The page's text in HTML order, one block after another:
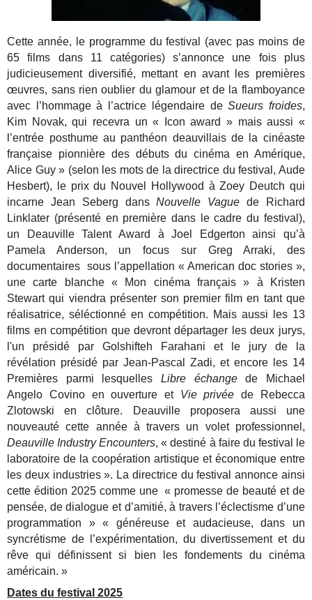
Cette année, le programme du festival (avec pas moins de
65 films dans 11 catégories) s’annonce une fois plus
judicieusement diversifié, mettant en avant les premières
œuvres, sans rien oublier du glamour et de la flamboyance
avec l’hommage à l’actrice légendaire deSueurs froides,
Kim Novak, qui recevra un « Icon award » mais aussi «
l’entrée posthume au panthéon deauvillais de la cinéaste
française pionnière des débuts du cinéma en Amérique,
Alice Guy » (selon les mots de la directrice du festival, Aude
Hesbert), le prix du Nouvel Hollywood à Zoey Deutch qui
incarne Jean Seberg dansNouvelle Vague de Richard
Linklater (présenté en première dans le cadre du festival),
un Deauville Talent Award à Joel Edgerton ainsi qu’à
Pamela Anderson, un focus sur Greg Arraki, des
documentaires sous l’appellation « American doc stories »,
une carte blanche « Mon cinéma français » à Kristen
Stewart qui viendra présenter son premier film en tant que
réalisatrice, séléctionné en compétition. Mais aussi les 13
films en compétition que devront départager les deux jurys,
l'un présidé par Golshifteh Farahani et le jury de la
révélation présidé par Jean-Pascal Zadi, et encore les 14
Premières parmi lesquelles Libre échangede Michael
Angelo Covino en ouverture et Vie privéede Rebecca
Zlotowski en clôture.
Deauville proposera aussi une
nouveauté cette année à travers un volet professionnel,
Deauville Industry Encounters, « destiné à faire du festival le
laboratoire de la coopération artistique et économique entre
les deux industries ». La directrice du festival annonce ainsi
cette édition 2025 comme une « promesse de beauté et de
pensée, de dialogue et d’amitié, à travers l’éclectisme d’une
programmation » « généreuse et audacieuse, dans un
syncrétisme de l’expérimentation, du divertissement et du
rêve qui définissent si bien les fondements du cinéma
américain. »
Dates du festival 2025